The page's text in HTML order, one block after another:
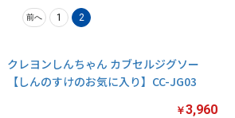
前へ 1 2
クレヨンしんちゃん カブセルジグソー
【しんのすけのお気に入り】CC-JG03
￥3,960